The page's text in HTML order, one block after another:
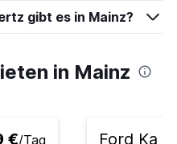
gibt es in Mainz?
in Mainz
€/Tag
Ford Ka